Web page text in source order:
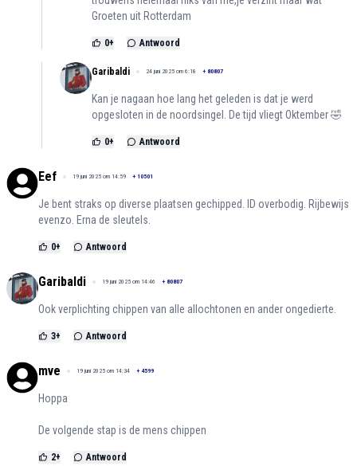
Groeten uit Rotterdam
0+ Antwoord
Garibaldi 24 juni 2025 om 6:18 + 80807
Kan je nagaan hoe lang het geleden is dat je werd
opgesloten in de noordsingel. De tijd vliegt Oktember 🤣
0+ Antwoord
Eef 19 juni 2025 om 14:59 + 10501
Je bent straks op diverse plaatsen gechipped. ID overbodig. Rijbewijs
evenzo. Erna de sleutels.
0+ Antwoord
Garibaldi 19 juni 2025 om 14:46 + 80807
Ook verplichting chippen van alle allochtonen en ander ongedierte.
3+ Antwoord
mve 19 juni 2025 om 14:34 + 4599
Hoppa
De volgende stap is de mens chippen
2+ Antwoord